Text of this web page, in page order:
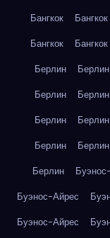
Бангкок
Бангкок
Бангкок
Бангкок
Берлин
Берлин
Берлин
Берлин
Берлин
Берлин
Берлин
Берлин
Берлин
Буэнос-Айрес
Буэнос-Айрес